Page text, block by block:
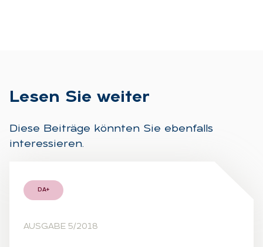
Le­sen Sie wei­ter
Diese Beiträge könnten Sie ebenfalls
interessieren.
DA+
AUSGABE 5/2018